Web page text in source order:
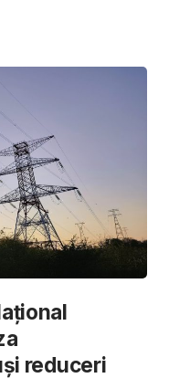
reduceri